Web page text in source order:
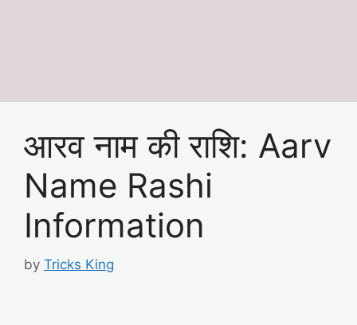
आरव नाम की राशि: Aarv
Name Rashi
Information
by Tricks King